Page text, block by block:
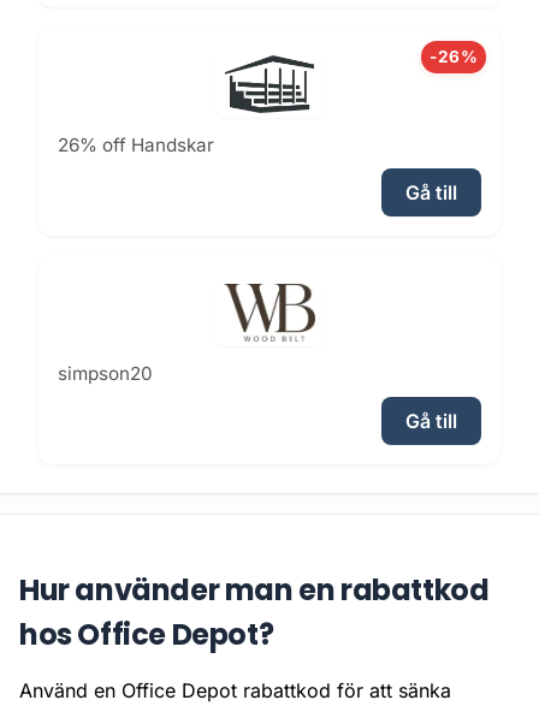
-26%
26% off Handskar
Gå till
simpson20
Gå till
Hur använder man en rabattkod
hos Office Depot?
Använd en Office Depot rabattkod för att sänka